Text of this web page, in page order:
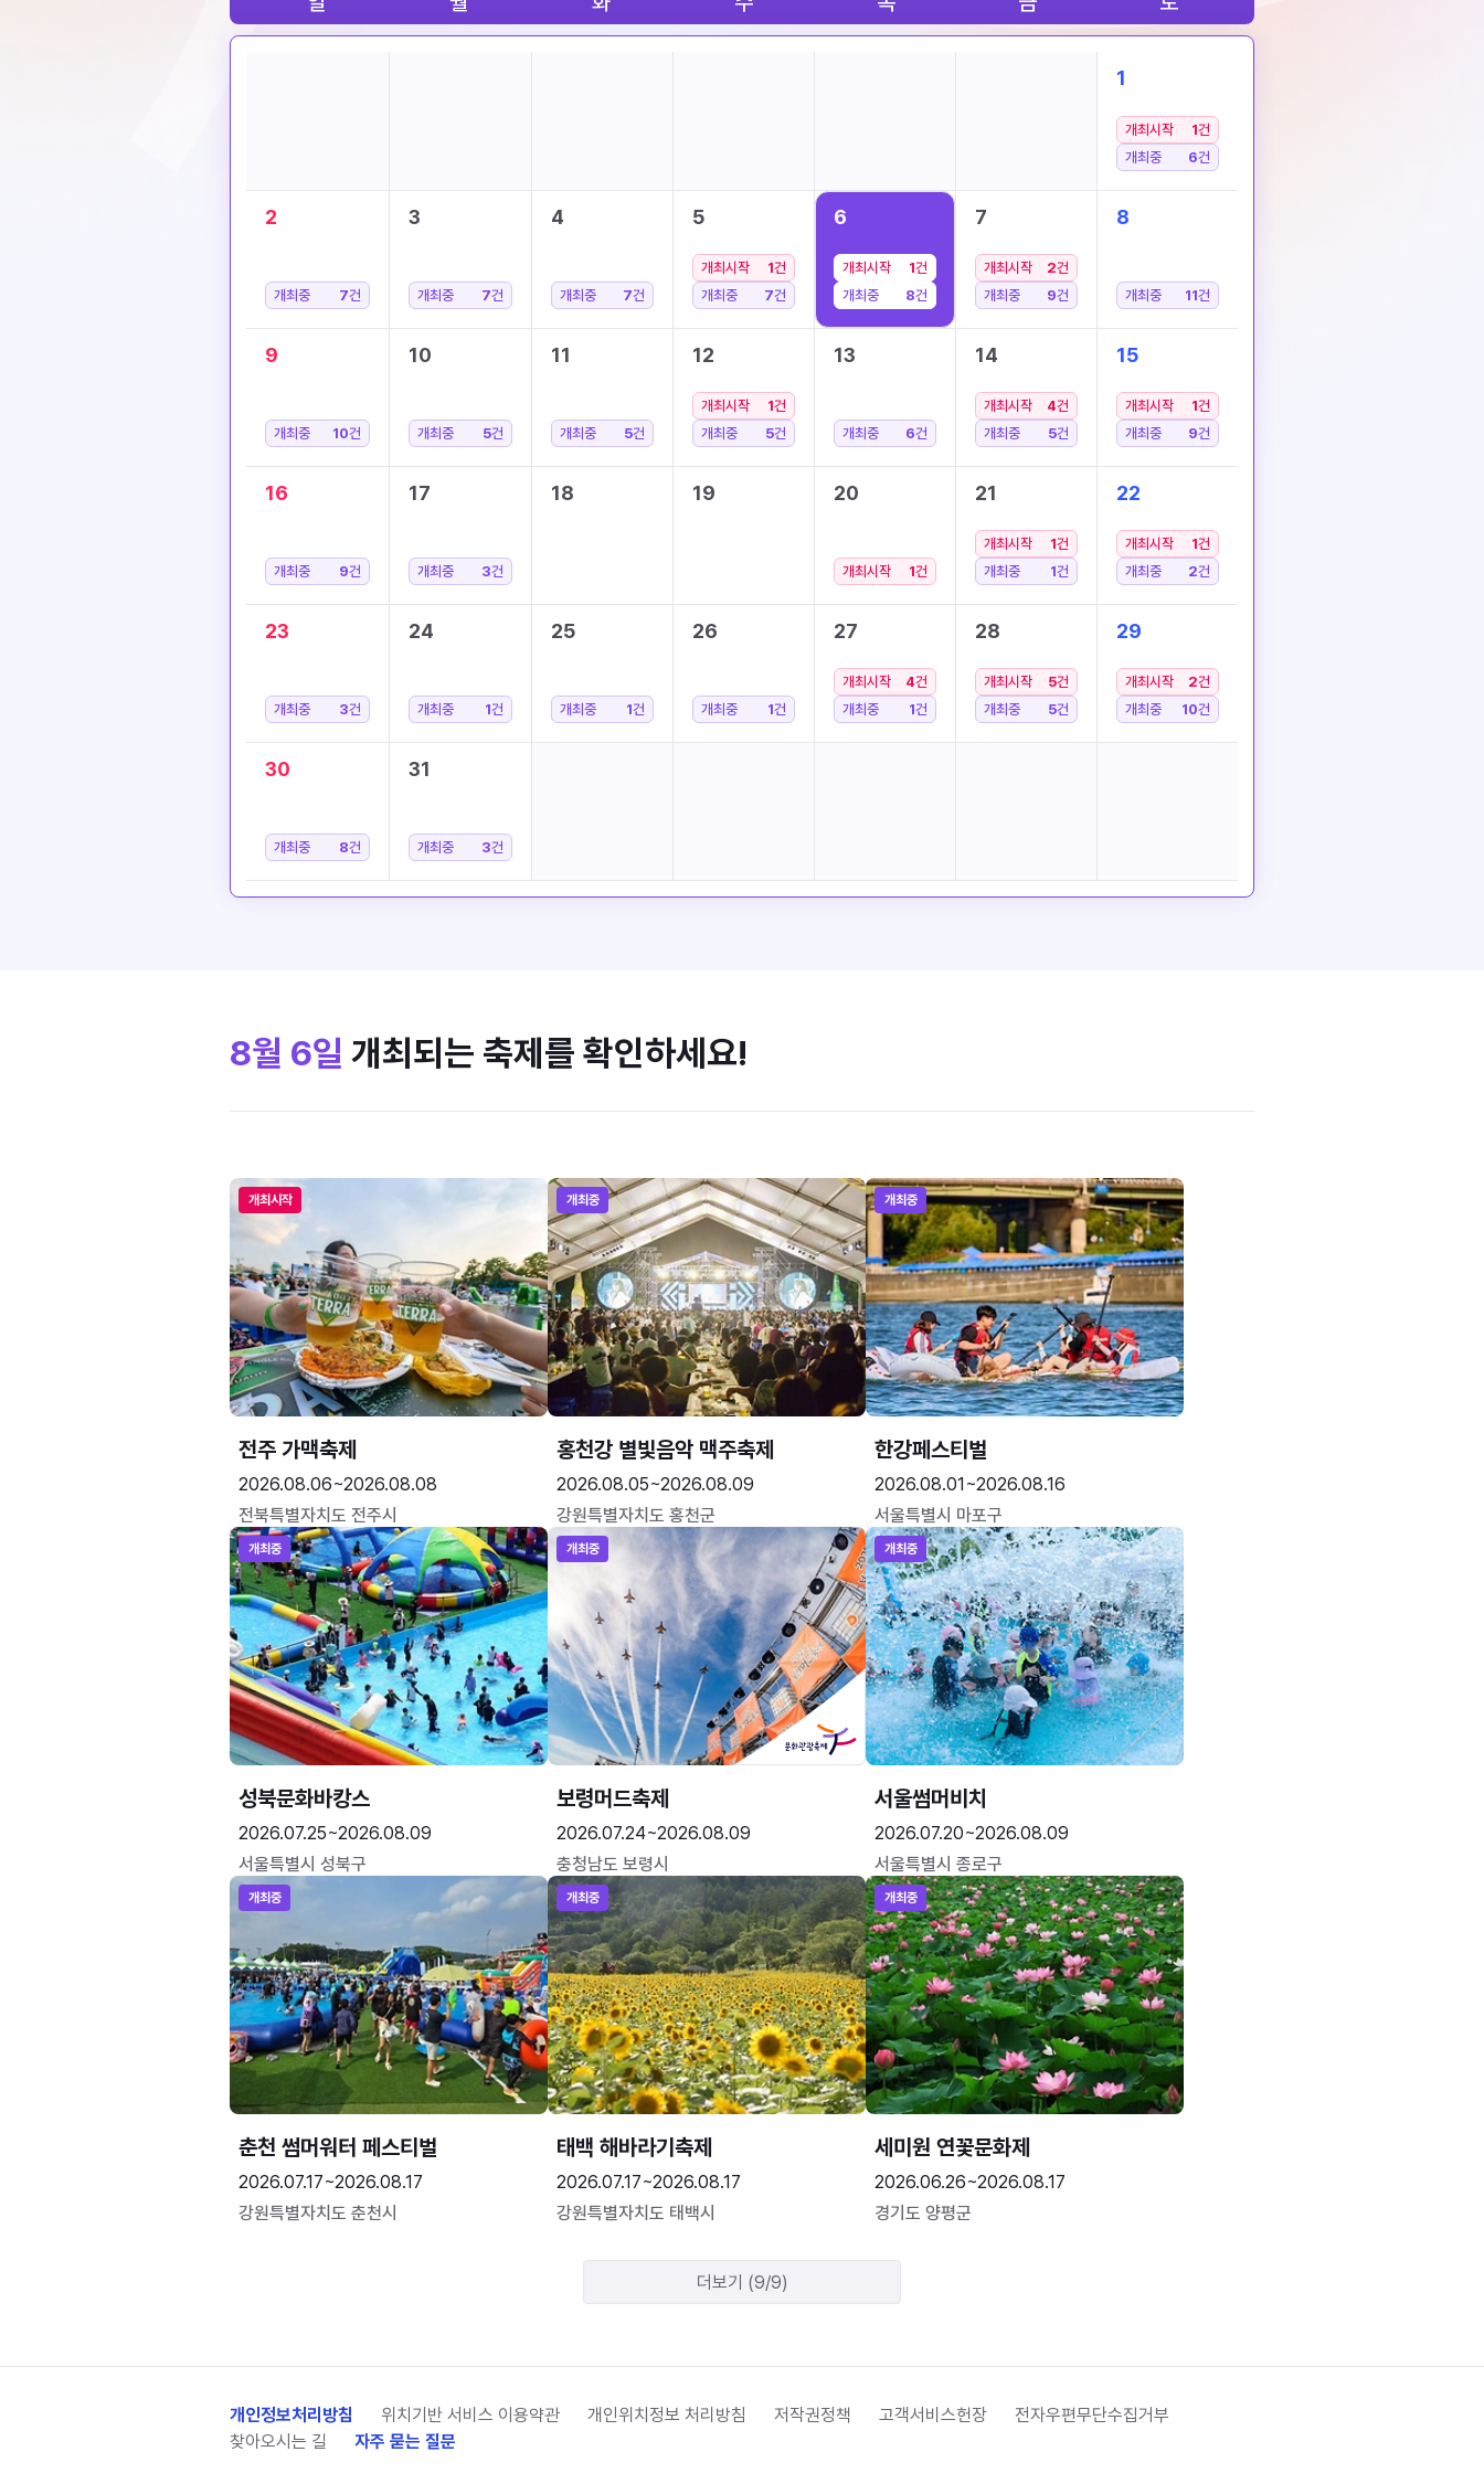
1
개최시작 1건
개최중
6건
2
개최중 7건
3
개최중 7건
4
개최중 7건
5
개최시작 1건
개최중
7건
6
개최시작 1건
개최중
8건
7
개최시작 2건
개최중
9건
8
개최중 11건
9
개최중 10건
10
개최중 5건
11
개최중 5건
12
개최시작 1건
개최중
5건
13
개최중 6건
14
개최시작 4건
개최중
5건
15
개최시작 1건
개최중
9건
16
개최중 9건
17
개최중 3건
18 19 20
개최시작 1건
21
개최시작 1건
개최중
1건
22
개최시작 1건
개최중
2건
23
개최중 3건
24
개최중 1건
25
개최중 1건
26
개최중 1건
27
개최시작 4건
개최중
1건
28
개최시작 5건
개최중
5건
29
개최시작 2건
개최중
10건
30
개최중 8건
31
개최중 3건
8월 6일 개최되는 축제를 확인하세요!
개최시작
전주 가맥축제
2026.08.06~2026.08.08
전북특별자치도 전주시
개최중
홍천강 별빛음악 맥주축제
2026.08.05~2026.08.09
강원특별자치도 홍천군
개최중
한강페스티벌
2026.08.01~2026.08.16
서울특별시 마포구
개최중
성북문화바캉스
2026.07.25~2026.08.09
서울특별시 성북구
개최중
보령머드축제
2026.07.24~2026.08.09
충청남도 보령시
개최중
서울썸머비치
2026.07.20~2026.08.09
서울특별시 종로구
개최중
춘천 썸머워터 페스티벌
2026.07.17~2026.08.17
강원특별자치도 춘천시
개최중
태백 해바라기축제
2026.07.17~2026.08.17
강원특별자치도 태백시
개최중
세미원 연꽃문화제
2026.06.26~2026.08.17
경기도 양평군
더보기 (9/9)
개인정보처리방침 위치기반 서비스 이용약관 개인위치정보 처리방침 저작권정책 고객서비스헌장
전자우편무단수집거부
찾아오시는 길
자주 묻는 질문